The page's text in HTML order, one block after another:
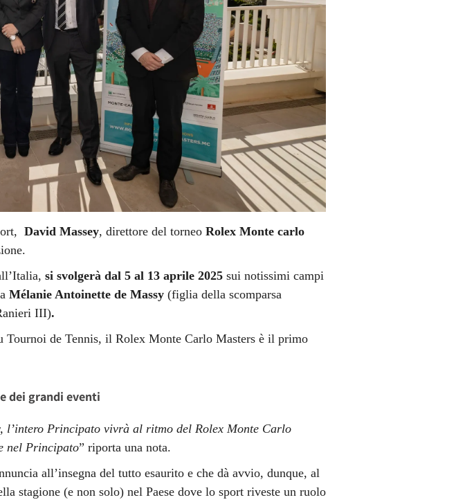
David Massey, direttore del torneo Rolex Monte carlo
si svolgerà dal 5 al 13 aprile 2025sui notissimi campi
Mélanie Antoinette de Massy (figlia della scomparsa
III).
Tournoi de Tennis, il Rolex Monte Carlo Masters è il primo
dei grandi eventi
l’intero Principato vivrà al ritmo del Rolex Monte Carlo
nel Principato” riporta una nota.
all’insegna del tutto esaurito e che dà avvio, dunque, al
stagione (e non solo) nel Paese dove lo sport riveste un ruolo